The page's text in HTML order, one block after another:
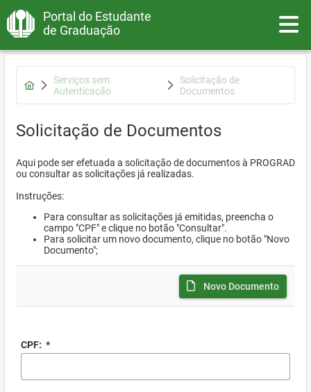
Portal do Estudante
de Graduação
Serviços sem
Autenticação
Solicitação de
Documentos
Solicitação de Documentos
Aqui pode ser efetuada a solicitação de documentos à PROGRAD
ou consultar as solicitações já realizadas.
Instruções:
Para consultar as solicitações já emitidas, preencha o
campo "CPF" e clique no botão "Consultar".
Para solicitar um novo documento, clique no botão "Novo
Documento";
Novo Documento
CPF: *